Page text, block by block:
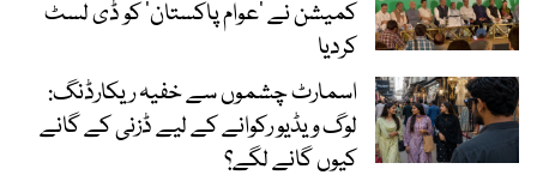
کمیشن نے ’عوام پاکستان‘ کو ڈی لسٹ
کردیا
اسمارٹ چشموں سے خفیہ ریکارڈنگ:
لوگ ویڈیو رکوانے کے لیے ڈزنی کے گانے
کیوں گانے لگے؟